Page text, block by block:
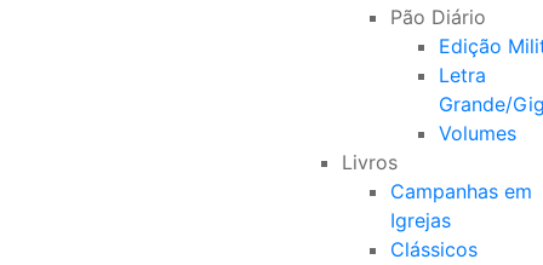
Pão Diário
Edição
Letra
Grande/
Volumes
Livros
Campanhas em
Igrejas
Clássicos